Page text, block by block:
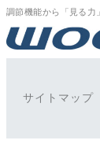
内
容
を
ス
調節機能から「見る力
サイトマップ